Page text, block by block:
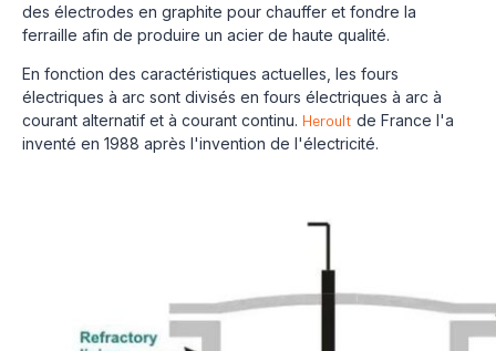
des électrodes en graphite pour chauffer et fondre la
ferraille afin de produire un acier de haute qualité.
En fonction des caractéristiques actuelles, les fours
électriques à arc sont divisés en fours électriques à arc à
courant alternatif et à courant continu. Heroult de France l'a
inventé en 1988 après l'invention de l'électricité.